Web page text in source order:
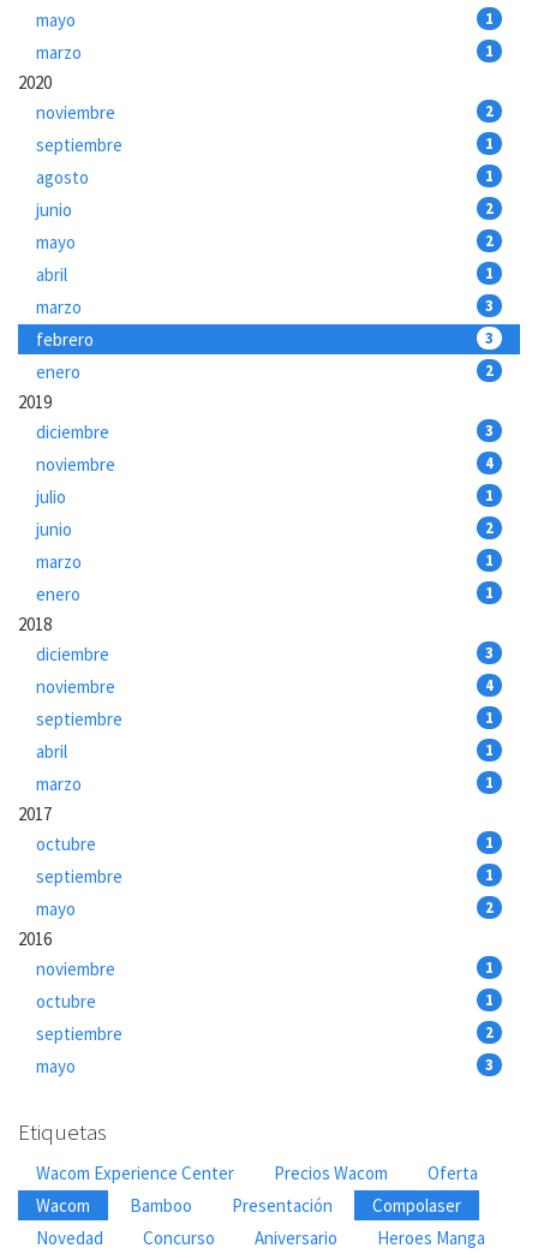
mayo 1
marzo 1
2020
noviembre
2
septiembre 1
agosto 1
junio 2
mayo 2
abril 1
marzo 3
febrero 3
enero 2
2019
diciembre
3
noviembre 4
julio 1
junio 2
marzo 1
enero 1
2018
diciembre
3
noviembre 4
septiembre 1
abril 1
marzo 1
2017
octubre
1
septiembre 1
mayo 2
2016
noviembre
1
octubre 1
septiembre 2
mayo 3
Etiquetas
Wacom Experience Center Precios Wacom
Oferta
Wacom
Bamboo Presentación
Compolaser
Novedad
Concurso Aniversario
Heroes Manga